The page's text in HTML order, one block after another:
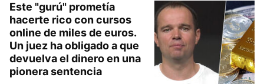
Este "gurú" prometía
hacerte rico con cursos
online de miles de euros.
Un juez ha obligado a que
devuelva el dinero en una
pionera sentencia